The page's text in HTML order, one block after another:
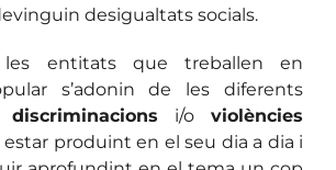
desigualtats socials.
entitats que treballen en
s’adonin de les diferents
discriminacions i/o violències
produint en el seu dia a dia i